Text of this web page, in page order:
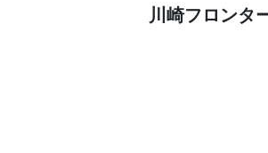
川崎フロンタ